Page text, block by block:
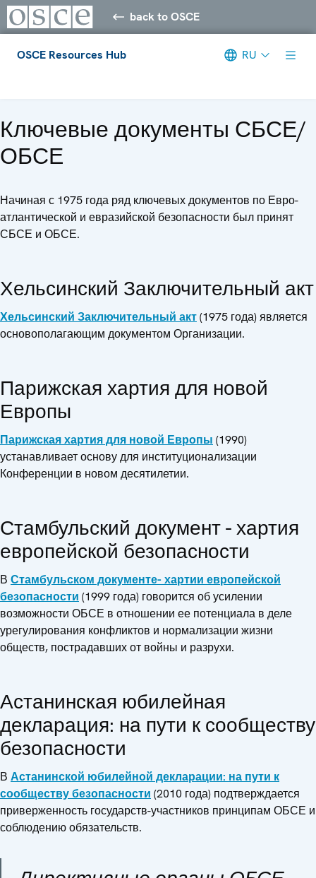
back to OSCE
OSCE Resources Hub RU
Ключевые документы СБСЕ/
ОБСЕ
Начиная с 1975 года ряд ключевых документов по Евро-
атлантической и евразийской безопасности был принят
СБСЕ и ОБСЕ.
Хельсинский Заключительный акт
Хельсинский Заключительный акт(1975 года) является
основополагающим документом Организации.
Парижская хартия для новой
Европы
Парижская хартия для новой Европы (1990)
устанавливает основу для институционализации
Конференции в новом десятилетии.
Стамбульский документ - хартия
европейской безопасности
В Стамбульском документе- хартии европейской
безопасности (1999 года) говорится об усилении
возможности ОБСЕ в отношении ее потенциала в деле
урегулирования конфликтов и нормализации жизни
обществ, пострадавших от войны и разрухи.
Астанинская юбилейная
декларация: на пути к сообществу
безопасности
В Астанинской юбилейной декларации: на пути к
сообществу безопасности (2010 года) подтверждается
приверженность государств-участников принципам ОБСЕ и
соблюдению обязательств.